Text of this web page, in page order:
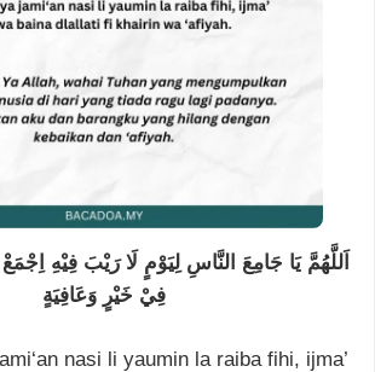
اَللَّهُمَّ يَا جَامِعَ النَّاسِ لِيَوْمٍ لَا رَيْبَ فِيْهِ
فِيْ خَيْرٍ وَعَافِيَةٍ
nasi li yaumin la raiba fihi, ijma’